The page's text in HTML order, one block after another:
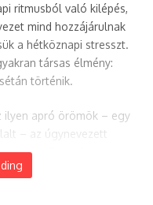
ritmusból való kilépés,
mind hozzájárulnak
a hétköznapi stresszt.
társas élmény:
történik.
ilyen apró örömök – egy
– az úgynevezett
Ezek rövid, de
a hangulatot és